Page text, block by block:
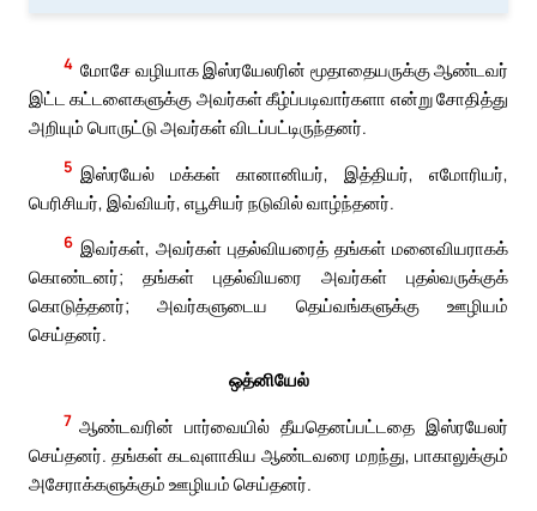
4 மோசே வழியாக இஸ்ரயேலரின் மூதாதையருக்கு ஆண்டவர்
இட்ட கட்டளைகளுக்கு அவர்கள் கீழ்ப்படிவார்களா என்று சோதித்து
அறியும் பொருட்டு அவர்கள் விடப்பட்டிருந்தனர்.
5 இஸ்ரயேல் மக்கள் கானானியர், இத்தியர், எமோரியர்,
பெரிசியர், இவ்வியர், எபூசியர் நடுவில் வாழ்ந்தனர்.
6 இவர்கள், அவர்கள் புதல்வியரைத் தங்கள் மனைவியராகக்
கொண்டனர்; தங்கள் புதல்வியரை அவர்கள் புதல்வருக்குக்
கொடுத்தனர்; அவர்களுடைய தெய்வங்களுக்கு ஊழியம்
செய்தனர்.
ஒத்னியேல்
7 ஆண்டவரின் பார்வையில் தீயதெனப்பட்டதை இஸ்ரயேலர்
செய்தனர். தங்கள் கடவுளாகிய ஆண்டவரை மறந்து, பாகாலுக்கும்
அசேராக்களுக்கும் ஊழியம் செய்தனர்.